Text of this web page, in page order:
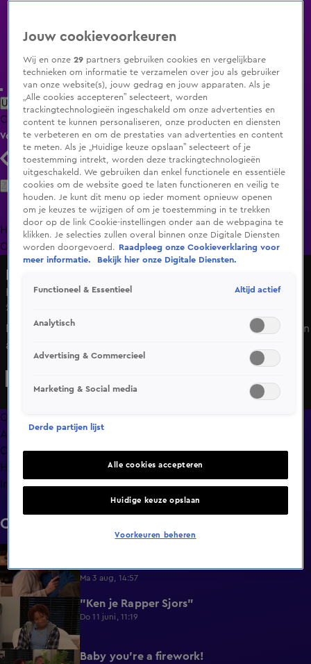
Uitzending Gemist Populaire programma's Zenders Genres
ClipsFilmsRadioSmart TV inlogShop
Volg KIJK
Zoeken
HomeUitzending Gemist Programma's De Bondgenoten
OranjezomerLivestreamsShop
Een ontmoeting met cosplay en nerfguns!
24 okt 2024, 18:54
De date van Ashley en Wietse begint al meteen anders dan
anders! Wietse wordt door Ashley in een Vikingen pak
gehesen vanwege haar passie voor cosplay. Ondertussen
binnen. Danny houdt hartjesballonnen voor zijn gezicht, en
Veer moet ze doorprikken om hem te kunnen zien. Kan een
Vikingen pak of een Nerf-pistool de sleutel zijn tot een
succesvolle match?
Overzicht
Afleveringen
Clips
Hoe is het nu met?
Info
Clips
6:32
Ma 3 aug, 14:57
0:49 "Ken je Rapper Sjors"
Do 11 juni, 11:19
0:39 Baby you're a firework!
Jouw cookievoorkeuren
Wij en onze29 partners gebruiken cookies en vergelijkbare
technieken om informatie te verzamelen over jou als gebruiker
van onze website(s), jouw gedrag en jouw apparaten. Als je
„Alle cookies accepteren” selecteert, worden
trackingtechnologieën ingeschakeld om onze advertenties en
content te kunnen personaliseren, onze producten en diensten
te verbeteren en om de prestaties van advertenties en content
te meten. Als je „Huidige keuze opslaan” selecteert of je
toestemming intrekt, worden deze trackingtechnologieën
uitgeschakeld. We gebruiken dan enkel functionele en essentiële
cookies om de website goed te laten functioneren en veilig te
houden. Je kunt dit menu op ieder moment opnieuw openen
om je keuzes te wijzigen of om je toestemming in te trekken
door op de link Cookie-instellingen onder aan de webpagina te
klikken. Je selecties zullen overal binnen onze Digitale Diensten
worden doorgevoerd.
Raadpleeg onze Cookieverklaring voor
meer informatie.
Bekijk hier onze Digitale Diensten.
Functioneel & Essentieel Altijd actief
Analytisch
Advertising & Commercieel
Marketing & Social media
Derde partijen lijst
Alle cookies accepteren
Huidige keuze opslaan
Voorkeuren beheren